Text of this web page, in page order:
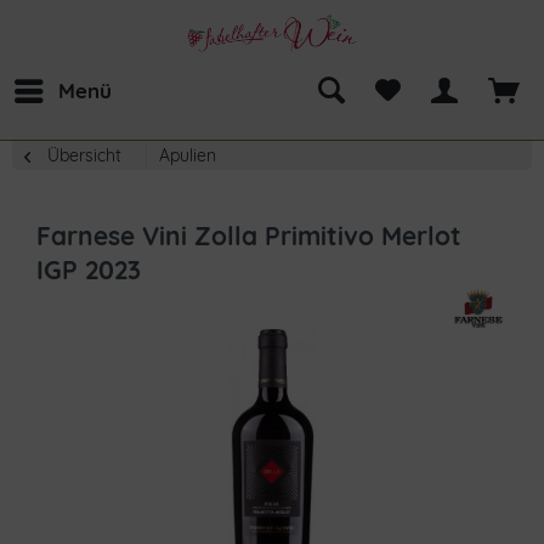
Menü
Übersicht Apulien
Farnese Vini Zolla Primitivo Merlot
IGP 2023